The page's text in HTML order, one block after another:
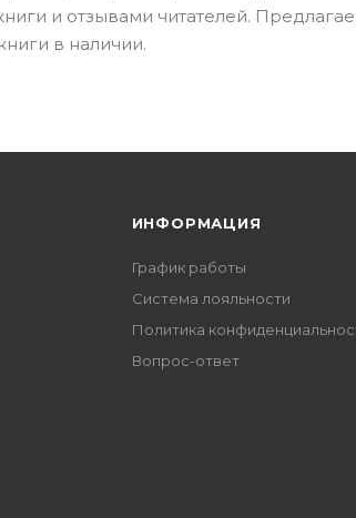
и отзывами читателей.
в наличии.
ИНФОРМАЦИЯ
График работы
Система лояльности
Политика
Вопрос-ответ